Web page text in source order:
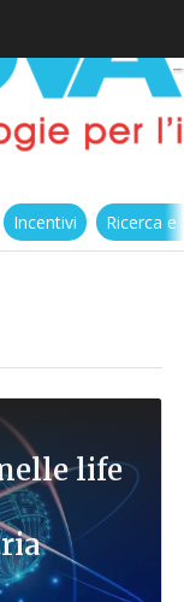
Incentivi Ricerca
life